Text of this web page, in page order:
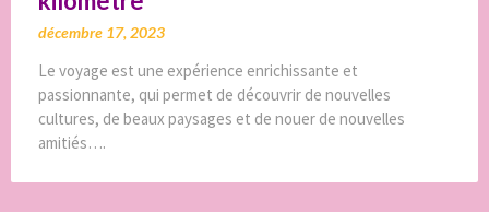
décembre 17, 2023
Le voyage est une expérience enrichissante et
passionnante, qui permet de découvrir de nouvelles
cultures, de beaux paysages et de nouer de nouvelles
amitiés….